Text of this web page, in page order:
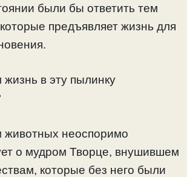
были бы ответить тем
предъявляет жизнь для
в эту пылинку
животных неоспоримо
о мудром Творце, внушившем
которые без него были